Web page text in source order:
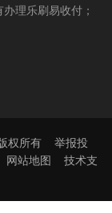
理乐刷易收付；
权所有 举报投
网站地图 技术支